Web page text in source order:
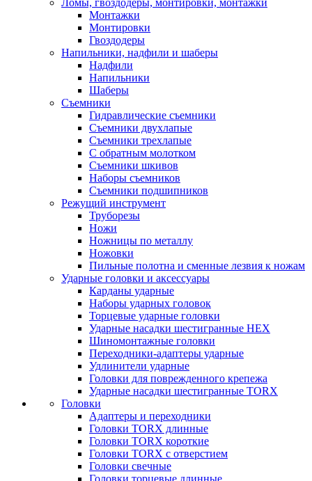
Ломы, гвоздодеры, монтировки, монтажки
Монтажки
Монтировки
Гвоздодеры
Напильники, надфили и шаберы
Надфили
Напильники
Шаберы
Съемники
Гидравлические съемники
Съемники двухлапые
Съемники трехлапые
С обратным молотком
Съемники шкивов
Наборы съемников
Съемники подшипников
Режущий инструмент
Труборезы
Ножи
Ножницы по металлу
Ножовки
Пильные полотна и сменные лезвия к ножам
Ударные головки и аксессуары
Карданы ударные
Наборы ударных головок
Торцевые ударные головки
Ударные насадки шестигранные HEX
Шиномонтажные головки
Переходники-адаптеры ударные
Удлинители ударные
Головки для поврежденного крепежа
Ударные насадки шестигранные TORX
Головки
Адаптеры и переходники
Головки TORX длинные
Головки TORX короткие
Головки TORX с отверстием
Головки свечные
Головки торцевые длинные